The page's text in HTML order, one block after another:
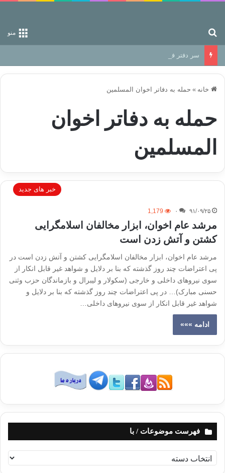
منو
سر دفتر فساد در زمین‌، دوری وکناره‌گیری از راه خداست‌!
خانه » حمله به دفاتر اخوان المسلمین
حمله به دفاتر اخوان
المسلمین
خبر های جدید
۹۱/۰۹/۲۵ ۰ 1,179
مرشد عام اخوان، ابزار مخالفان اسلامگرایی
کشتن و آتش زدن است
مرشد عام اخوان، ابزار مخالفان اسلامگرایی کشتن و آتش زدن است در
پی اعتراضات چند روز گذشته که بنا بر دلایل و شواهد غیر قابل انکار از
سوی نیروهای داخلی و خارجی (سکولار و لیبرال و بازماندگان حزب وثنی
حسنی مبارک)… در پی اعتراضات چند روز گذشته که بنا بر دلایل و
شواهد غیر قابل انکار از سوی نیروهای داخلی…
ادامه »»»
فهرست موضوعات / با
ه